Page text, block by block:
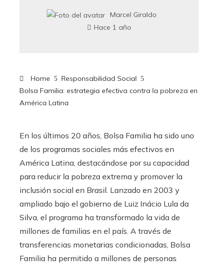
Marcel Giraldo
Hace 1 año
Home
Responsabilidad Social
Bolsa Familia: estrategia efectiva contra la pobreza en
América Latina
En los últimos 20 años, Bolsa Familia ha sido uno
de los programas sociales más efectivos en
América Latina, destacándose por su capacidad
para reducir la pobreza extrema y promover la
inclusión social en Brasil. Lanzado en 2003 y
ampliado bajo el gobierno de Luiz Inácio Lula da
Silva, el programa ha transformado la vida de
millones de familias en el país. A través de
transferencias monetarias condicionadas, Bolsa
Familia ha permitido a millones de personas